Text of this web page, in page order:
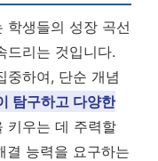
학생들의 성장 곡선
드리는 것입니다.
중하여, 단순 개념
탐구하고 다양한
키우는 데 주력할
결 능력을 요구하는